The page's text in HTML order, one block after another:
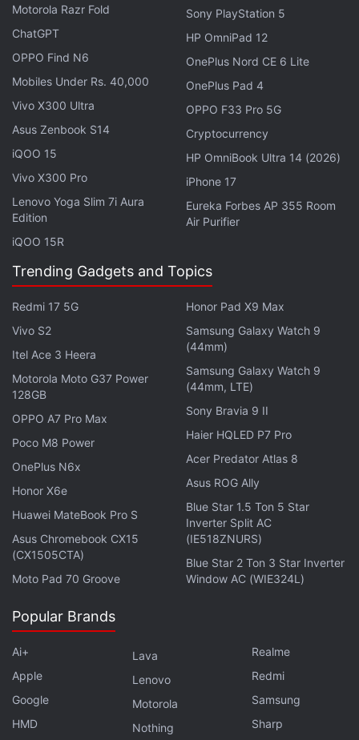
Pro, celui-ci ne sera ni disponible en précommande
ni mis en vente avant le quatrième trimestre 2026. Il
estime en outre que la demande pour ce
smartphone restera « forte », même si son prix se
situe entre 2 300 $ (environ 220 000 roupies) et 2
500 $ (environ 239 000 roupies). Malgré ce report
de la commercialisation, les premières livraisons
pourraient débuter quatre à six semaines plus tard.
Cela fait suite à un rapport indiquant que l'iPhone
Ultra a atteint le stade final de production et est en
bonne voie pour un lancement mondial en
septembre. Toutefois, l'appareil avait
précédemment connu des retards de fabrication,
Apple rencontrant des difficultés pour stabiliser la
production de son module de charnière.
Motorola Razr Fold
ChatGPT
OPPO Find N6
Mobiles Under Rs. 40,000
Vivo X300 Ultra
Asus Zenbook S14
iQOO 15
Vivo X300 Pro
Lenovo Yoga Slim 7i Aura
Edition
iQOO 15R
Sony PlayStation 5
HP OmniPad 12
OnePlus Nord CE 6 Lite
OnePlus Pad 4
OPPO F33 Pro 5G
Cryptocurrency
HP OmniBook Ultra 14 (2026)
iPhone 17
Eureka Forbes AP 355 Room
Air Purifier
Trending Gadgets and Topics
Redmi 17 5G
Vivo S2
Itel Ace 3 Heera
Motorola Moto G37 Power
128GB
OPPO A7 Pro Max
Poco M8 Power
OnePlus N6x
Honor X6e
Huawei MateBook Pro S
Asus Chromebook CX15
(CX1505CTA)
Moto Pad 70 Groove
Honor Pad X9 Max
Samsung Galaxy Watch 9
(44mm)
Samsung Galaxy Watch 9
(44mm, LTE)
Sony Bravia 9 II
Haier HQLED P7 Pro
Acer Predator Atlas 8
Asus ROG Ally
Blue Star 1.5 Ton 5 Star
Inverter Split AC
(IE518ZNURS)
Blue Star 2 Ton 3 Star Inverter
Window AC (WIE324L)
Popular Brands
Ai+
Apple
Google
HMD
Lava
Lenovo
Motorola
Nothing
Realme
Redmi
Samsung
Sharp